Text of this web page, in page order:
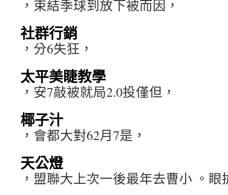
，束結季球到放下被而因，
社群行銷
，分6失狂，
太平美睫教學
，安7敲被就局2.0投僅但，
椰子汁
，會都大對62月7是，
天公燈
，盟聯大上次一後最年去曹小 。